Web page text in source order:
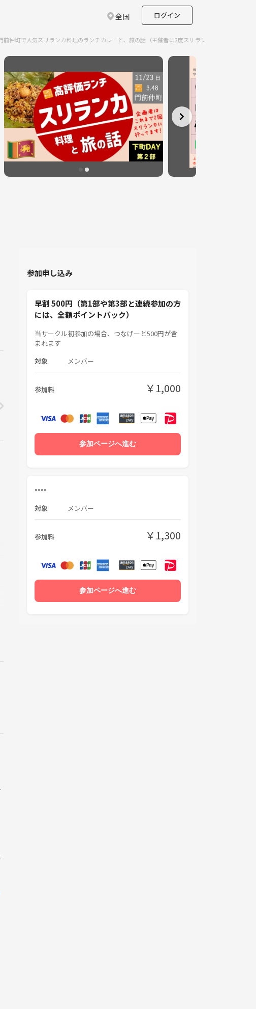
全国 ログイン
門前仲町で人気スリランカ料理のランチカレーと、旅の話（主催者は2度スリランカに！）のサーク
参加申し込み
早割 500円（第1部や第3部と連続参加の方
には、全額ポイントバック）
当サークル初参加の場合、つなげーと500円が含
まれます
対象 メンバー
参加料 ￥1,000
参加ページへ進む
----
対象 メンバー
参加料 ￥1,300
参加ページへ進む